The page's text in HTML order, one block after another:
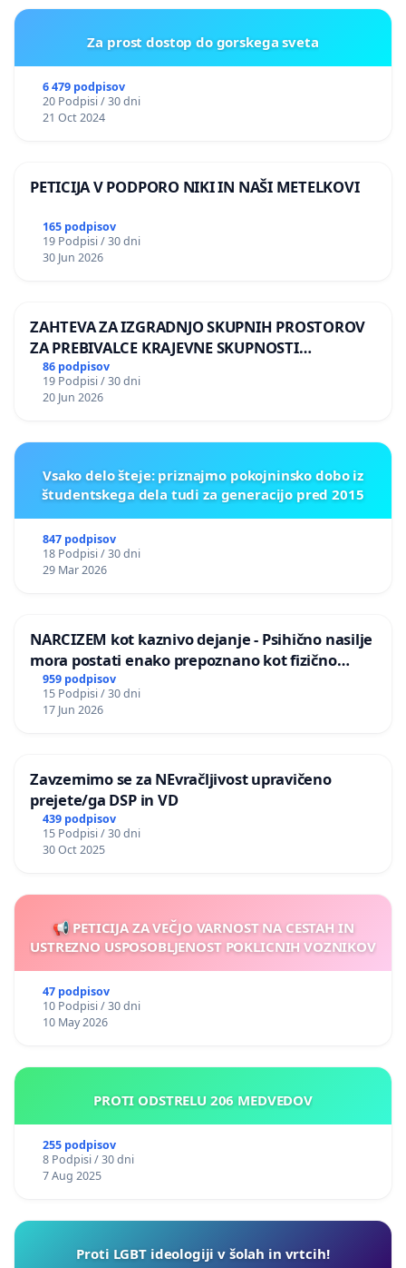
Za prost dostop do gorskega sveta
6 479 podpisov
20 Podpisi / 30 dni
21 Oct 2024
PETICIJA V PODPORO NIKI IN NAŠI METELKOVI
165 podpisov
19 Podpisi / 30 dni
30 Jun 2026
ZAHTEVA ZA IZGRADNJO SKUPNIH PROSTOROV
ZA PREBIVALCE KRAJEVNE SKUPNOSTI
PRESTRANEK
86 podpisov
19 Podpisi / 30 dni
20 Jun 2026
Vsako delo šteje: priznajmo pokojninsko dobo iz
študentskega dela tudi za generacijo pred 2015
847 podpisov
18 Podpisi / 30 dni
29 Mar 2026
NARCIZEM kot kaznivo dejanje - Psihično nasilje
mora postati enako prepoznano kot fizično
nasilje
959 podpisov
15 Podpisi / 30 dni
17 Jun 2026
Zavzemimo se za NEvračljivost upravičeno
prejete/ga DSP in VD
439 podpisov
15 Podpisi / 30 dni
30 Oct 2025
📢 PETICIJA ZA VEČJO VARNOST NA CESTAH IN
USTREZNO USPOSOBLJENOST POKLICNIH VOZNIKOV
47 podpisov
10 Podpisi / 30 dni
10 May 2026
PROTI ODSTRELU 206 MEDVEDOV
255 podpisov
8 Podpisi / 30 dni
7 Aug 2025
Proti LGBT ideologiji v šolah in vrtcih!